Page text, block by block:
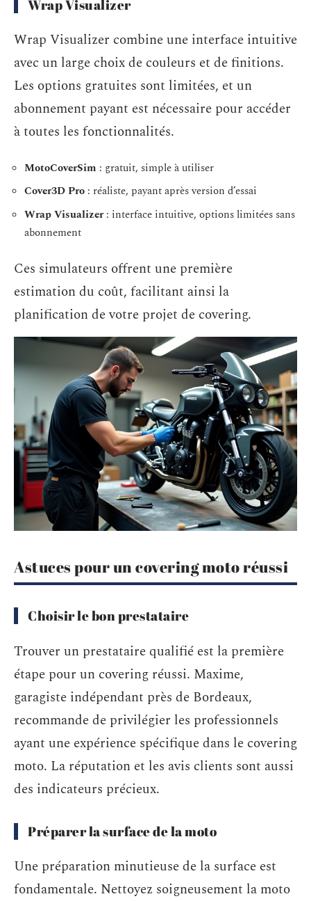
Wrap Visualizer
Wrap Visualizer combine une interface intuitive
avec un large choix de couleurs et de finitions.
Les options gratuites sont limitées, et un
abonnement payant est nécessaire pour accéder
à toutes les fonctionnalités.
MotoCoverSim : gratuit, simple à utiliser
Cover3D Pro : réaliste, payant après version d’essai
Wrap Visualizer: interface intuitive, options limitées sans
abonnement
Ces simulateurs offrent une première
estimation du coût, facilitant ainsi la
planification de votre projet de covering.
Astuces pour un covering moto réussi
Choisir le bon prestataire
Trouver un prestataire qualifié est la première
étape pour un covering réussi. Maxime,
garagiste indépendant près de Bordeaux,
recommande de privilégier les professionnels
ayant une expérience spécifique dans le covering
moto. La réputation et les avis clients sont aussi
des indicateurs précieux.
Préparer la surface de la moto
Une préparation minutieuse de la surface est
fondamentale. Nettoyez soigneusement la moto